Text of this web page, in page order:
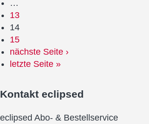
…
13
14
15
nächste Seite ›
letzte Seite »
Kontakt eclipsed
eclipsed Abo- & Bestellservice